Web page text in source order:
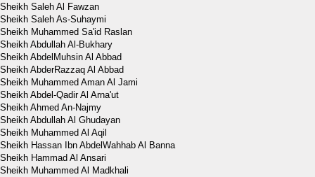
Sheikh Saleh Al Fawzan
Sheikh Saleh As-Suhaymi
Sheikh Muhammed Sa'id Raslan
Sheikh Abdullah Al-Bukhary
Sheikh AbdelMuhsin Al Abbad
Sheikh AbderRazzaq Al Abbad
Sheikh Muhammed Aman Al Jami
Sheikh Abdel-Qadir Al Arna'ut
Sheikh Ahmed An-Najmy
Sheikh Abdullah Al Ghudayan
Sheikh Muhammed Al Aqil
Sheikh Hassan Ibn AbdelWahhab Al Banna
Sheikh Hammad Al Ansari
Sheikh Muhammed Al Madkhali